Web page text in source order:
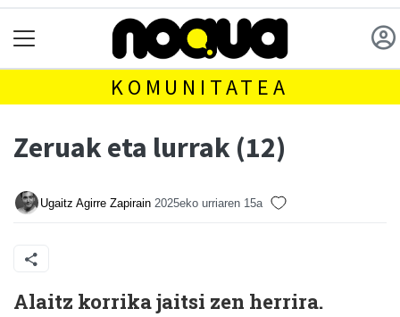
KOMUNITATEA
Zeruak eta lurrak (12)
Ugaitz Agirre Zapirain 2025eko urriaren 15a
Alaitz korrika jaitsi zen herrira.